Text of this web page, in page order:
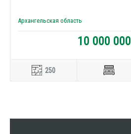
Архангельская область
10 000 000
250